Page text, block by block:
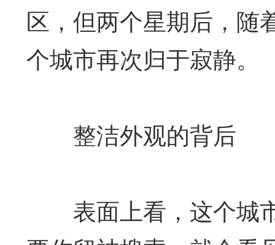
区，但两个星期后，随
个城市再次归于寂静。
整洁外观的背后
表面上看，这个城